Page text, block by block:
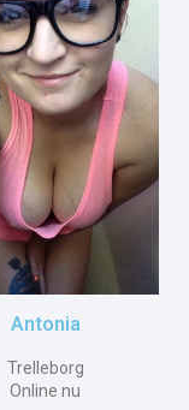
Antonia
Trelleborg
Online nu